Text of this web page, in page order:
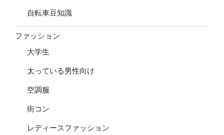
自転車豆知識
ファッション
大学生
太っている男性向け
空調服
街コン
レディースファッション